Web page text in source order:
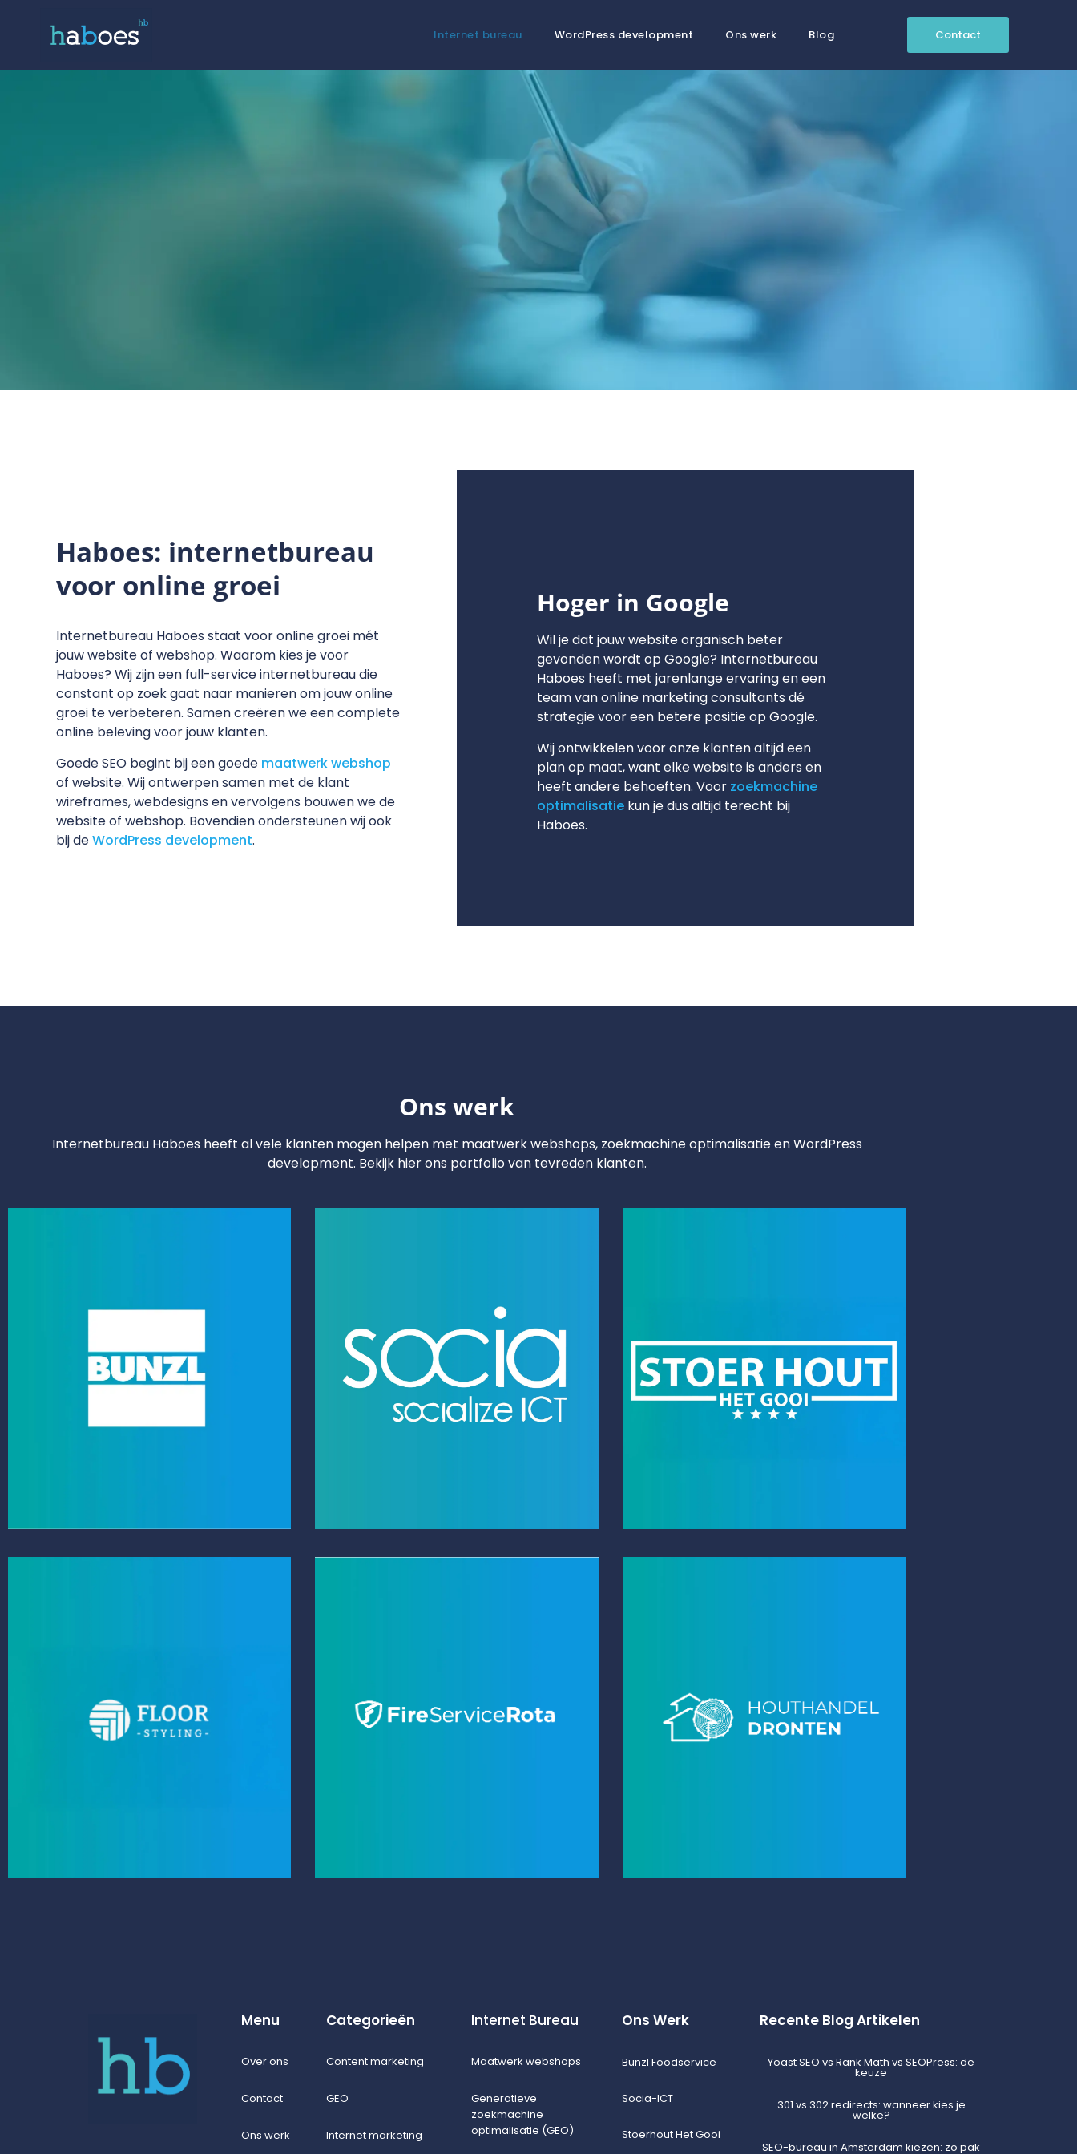
Internet bureau WordPress development Ons werk Blog Contact
Haboes: internetbureau
voor online groei
Internetbureau Haboes staat voor online groei mét
jouw website of webshop. Waarom kies je voor
Haboes? Wij zijn een full-service internetbureau die
constant op zoek gaat naar manieren om jouw online
groei te verbeteren. Samen creëren we een complete
online beleving voor jouw klanten.
Goede SEO begint bij een goede maatwerk webshop
of website. Wij ontwerpen samen met de klant
wireframes, webdesigns en vervolgens bouwen we de
website of webshop. Bovendien ondersteunen wij ook
bij deWordPress development.
Hoger in Google
Wil je dat jouw website organisch beter
gevonden wordt op Google? Internetbureau
Haboes heeft met jarenlange ervaring en een
team van online marketing consultants dé
strategie voor een betere positie op Google.
Wij ontwikkelen voor onze klanten altijd een
plan op maat, want elke website is anders en
heeft andere behoeften. Voor zoekmachine
optimalisatie kun je dus altijd terecht bij
Haboes.
Ons werk
Internetbureau Haboes heeft al vele klanten mogen helpen met maatwerk webshops, zoekmachine optimalisatie en WordPress
development. Bekijk hier ons portfolio van tevreden klanten.
Menu
Over ons
Contact
Ons werk
Categorieën
Content marketing
GEO
Internet marketing
Internet Bureau
Maatwerk webshops
Generatieve
zoekmachine
optimalisatie (GEO)
Ons Werk
Bunzl Foodservice
Socia-ICT
Stoerhout Het Gooi
Recente Blog Artikelen
Yoast SEO vs Rank Math vs SEOPress: de
keuze
301 vs 302 redirects: wanneer kies je
welke?
SEO-bureau in Amsterdam kiezen: zo pak